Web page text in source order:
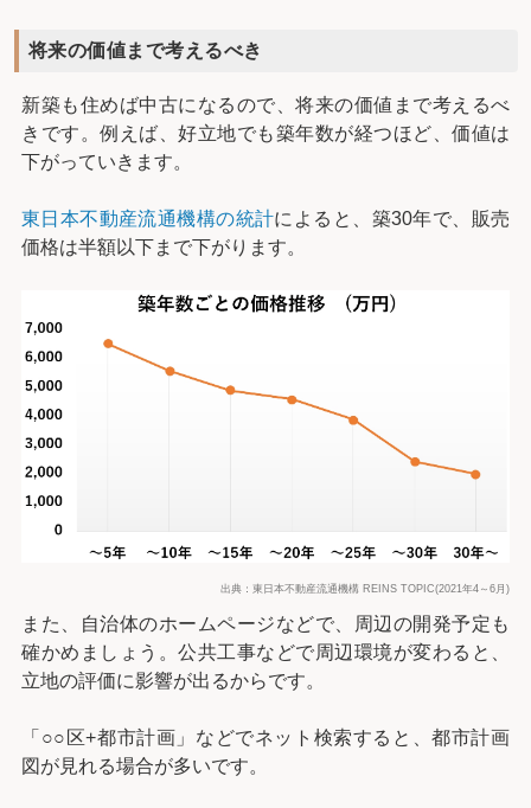
将来の価値まで考えるべき
新築も住めば中古になるので、将来の価値まで考えるべ
きです。例えば、好立地でも築年数が経つほど、価値は
下がっていきます。
東日本不動産流通機構の統計によると、築30年で、販売
価格は半額以下まで下がります。
出典：東日本不動産流通機構 REINS TOPIC(2021年4～6月)
また、自治体のホームページなどで、周辺の開発予定も
確かめましょう。公共工事などで周辺環境が変わると、
立地の評価に影響が出るからです。
「○○区+都市計画」などでネット検索すると、都市計画
図が見れる場合が多いです。